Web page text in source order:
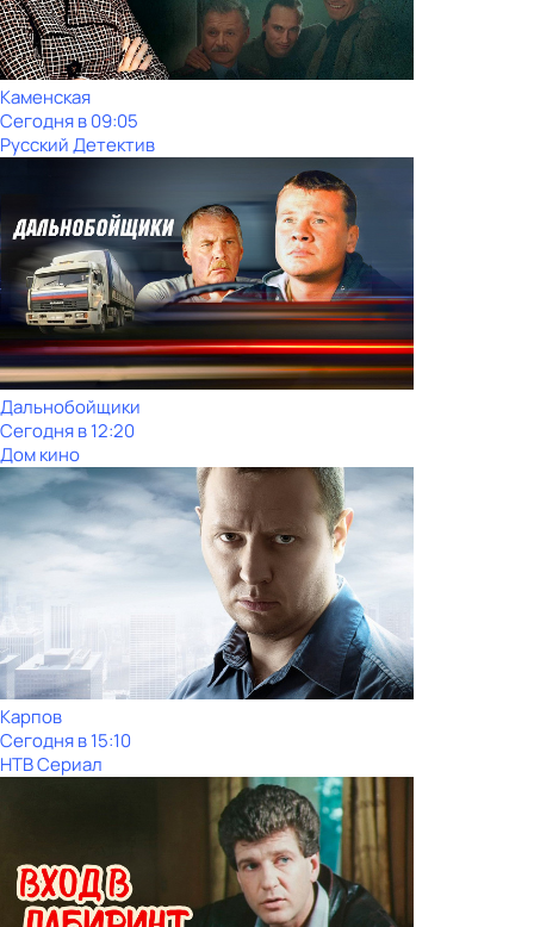
Каменская
Сегодня в 09:05
Русский Детектив
Дальнобойщики
Сегодня в 12:20
Дом кино
Карпов
Сегодня в 15:10
НТВ Сериал